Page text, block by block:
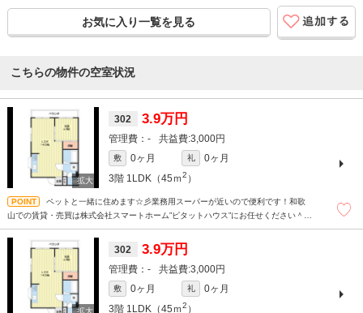
お気に入り一覧を見る
こちらの物件の空室状況
302 3.9万円
- 3,000円
敷 0ヶ月 礼
0ヶ月
3階 1LDK（45ｍ2 ）
ペットと一緒に住めます☆彡業務用スーパーが近いので便利です！和歌
山での賃貸・売買は株式会社スマートホーム”ピタットハウス”にお任せください＾＾
(^^)/☆
302 3.9万円
- 3,000円
敷 0ヶ月 礼
0ヶ月
3階 1LDK（45ｍ2 ）